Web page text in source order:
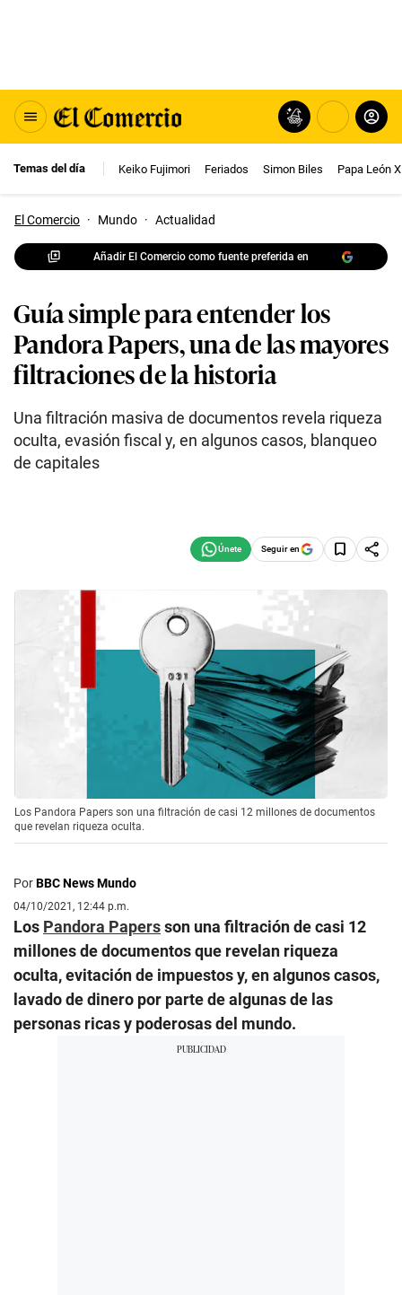
Temas del día Keiko Fujimori Feriados Simon Biles Papa León
El Comercio · Mundo · Actualidad
Añadir El Comercio como fuente preferida en
Guía simple para entender los
Pandora Papers, una de las mayores
filtraciones de la historia
Una filtración masiva de documentos revela riqueza
oculta, evasión fiscal y, en algunos casos, blanqueo
de capitales
Seguir en
Los Pandora Papers son una filtración de casi 12 millones de documentos
que revelan riqueza oculta.
PorBBC News Mundo
04/10/2021, 12:44 p.m.
Los Pandora Papersson una filtración de casi 12
millones de documentos que revelan riqueza
oculta, evitación de impuestos y, en algunos casos,
lavado de dinero por parte de algunas de las
personas ricas y poderosas del mundo.